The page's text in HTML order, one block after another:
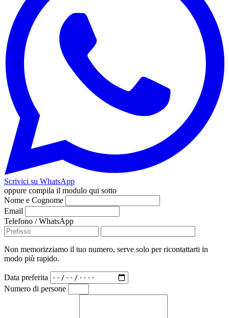
Scrivici su WhatsApp
oppure compila il modulo qui sotto
Nome e Cognome
Email
Telefono / WhatsApp
Non memorizziamo il tuo numero, serve solo per ricontattarti in
modo più rapido.
Data preferita
Numero di persone